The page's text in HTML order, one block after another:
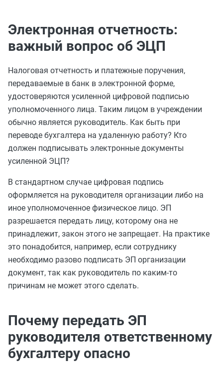
Электронная отчетность:
важный вопрос об ЭЦП
Налоговая отчетность и платежные поручения,
передаваемые в банк в электронной форме,
удостоверяются усиленной цифровой подписью
уполномоченного лица. Таким лицом в учреждении
обычно является руководитель. Как быть при
переводе бухгалтера на удаленную работу? Кто
должен подписывать электронные документы
усиленной ЭЦП?
В стандартном случае цифровая подпись
оформляется на руководителя организации либо на
иное уполномоченное физическое лицо. ЭП
разрешается передать лицу, которому она не
принадлежит, закон этого не запрещает. На практике
это понадобится, например, если сотруднику
необходимо разово подписать ЭП организации
документ, так как руководитель по каким-то
причинам не может этого сделать.
Почему передать ЭП
руководителя ответственному
бухгалтеру опасно